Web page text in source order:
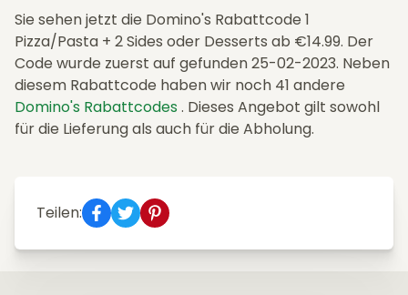
Sie sehen jetzt die Domino's Rabattcode 1
Pizza/Pasta + 2 Sides oder Desserts ab €14.99. Der
Code wurde zuerst auf gefunden 25-02-2023. Neben
diesem Rabattcode haben wir noch 41 andere
Domino's Rabattcodes . Dieses Angebot gilt sowohl
für die Lieferung als auch für die Abholung.
Teilen: